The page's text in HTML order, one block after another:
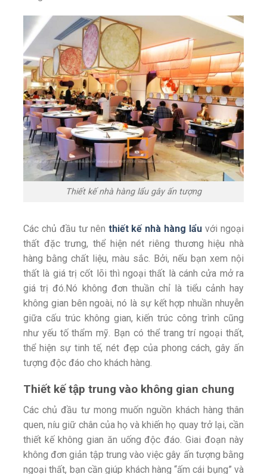
Thiết kế nhà hàng lẩu gây ấn tượng
Các chủ đầu tư nên thiết kế nhà hàng lẩu với ngoại
thất đặc trưng, thể hiện nét riêng thương hiệu nhà
hàng bằng chất liệu, màu sắc. Bởi, nếu bạn xem nội
thất là giá trị cốt lõi thì ngoại thất là cánh cửa mở ra
giá trị đó.Nó không đơn thuần chỉ là tiểu cảnh hay
không gian bên ngoài, nó là sự kết hợp nhuần nhuyễn
giữa cấu trúc không gian, kiến trúc công trình cũng
như yếu tố thẩm mỹ. Bạn có thể trang trí ngoại thất,
thể hiện sự tinh tế, nét đẹp của phong cách, gây ấn
tượng độc đáo cho khách hàng.
Thiết kế tập trung vào không gian chung
Các chủ đầu tư mong muốn nguồn khách hàng thân
quen, níu giữ chân của họ và khiến họ quay trở lại, cần
thiết kế không gian ăn uống độc đáo. Giai đoạn này
không đơn giản tập trung vào việc gây ấn tượng bằng
ngoại thất, bạn cần giúp khách hàng “ấm cái bụng” và